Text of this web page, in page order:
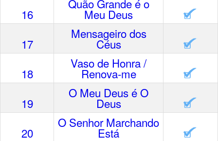
16
Quão Grande é o
Meu Deus
17
Mensageiro dos
Céus
18
Vaso de Honra /
Renova-me
19
O Meu Deus é O
Deus
20
O Senhor Marchando
Está